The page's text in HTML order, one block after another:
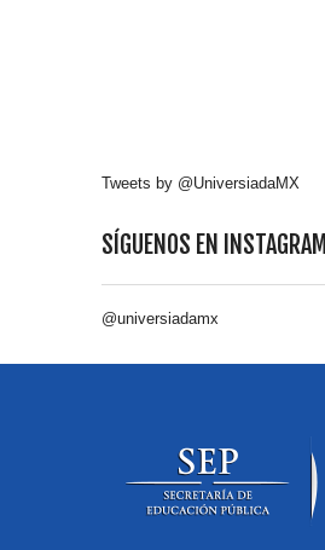
Tweets by @UniversiadaMX
SÍGUENOS EN INSTAGRAM
@universiadamx